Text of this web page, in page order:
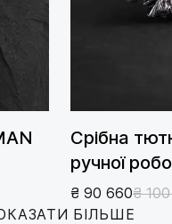
Срібна
ручної
₴ 90 660₴
БІЛЬШЕ